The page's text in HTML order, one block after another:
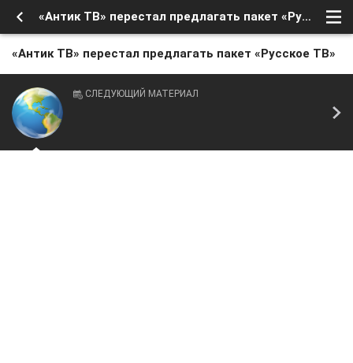
«Антик ТВ» перестал предлагать пакет «Русское ТВ»
«Антик ТВ» перестал предлагать пакет «Русское ТВ»
СЛЕДУЮЩИЙ МАТЕРИАЛ